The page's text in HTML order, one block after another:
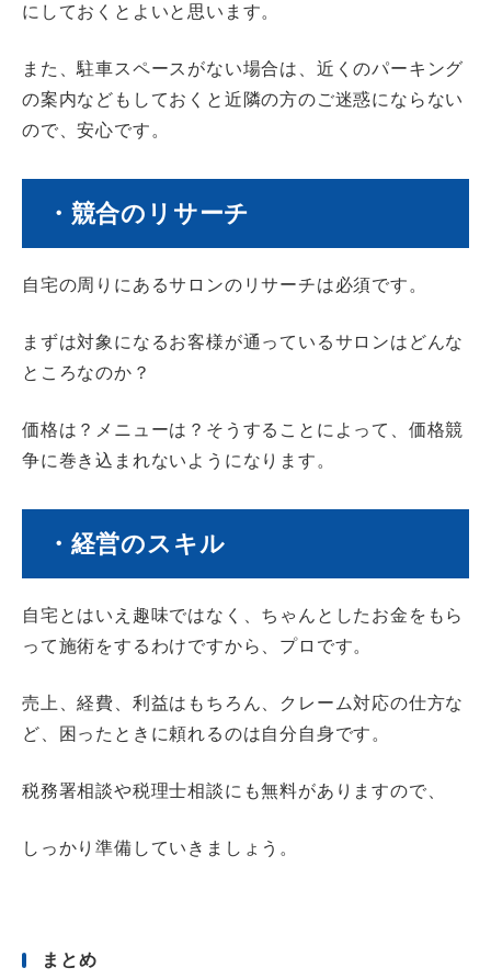
にしておくとよいと思います。
また、駐車スペースがない場合は、近くのパーキング
の案内などもしておくと近隣の方のご迷惑にならない
ので、安心です。
・競合のリサーチ
自宅の周りにあるサロンのリサーチは必須です。
まずは対象になるお客様が通っているサロンはどんな
ところなのか？
価格は？メニューは？そうすることによって、価格競
争に巻き込まれないようになります。
・経営のスキル
自宅とはいえ趣味ではなく、ちゃんとしたお金をもら
って施術をするわけですから、 プロです。
売上、経費、利益はもちろん、
クレーム対応の仕方な
ど、困ったときに頼れるのは自分自身です。
税務署相談や税理士相談にも無料がありますので、
しっかり準備していきましょう。
まとめ